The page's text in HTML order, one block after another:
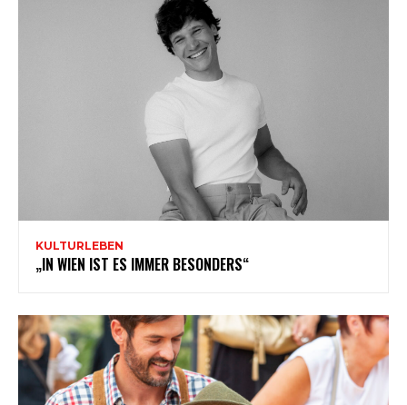
KULTURLEBEN
„IN WIEN IST ES IMMER BESONDERS“